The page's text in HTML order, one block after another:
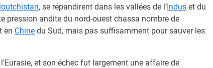
, se répandirent dans les vallées de l’Indus et du
pression andite du nord-ouest chassa nombre de
en Chine du Sud, mais pas suffisamment pour sauver les
et son échec fut largement une affaire de